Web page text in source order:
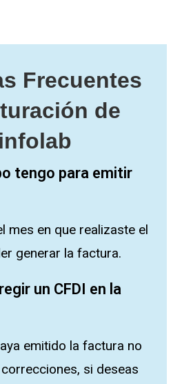
Frecuentes
de
tengo para emitir
mes en que realizaste el
generar la factura.
un CFDI en la
emitido la factura no
si deseas